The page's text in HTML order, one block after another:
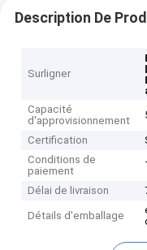
Description De
Surligner
Capacité
d'approvisionnement
Certification
Conditions de
paiement
Délai de livraison
Détails d'emballage